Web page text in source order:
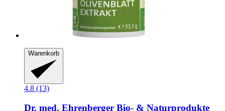
Warenkorb
4.8 (13)
Dr. med. Ehrenberger Bio- & Naturprodukte